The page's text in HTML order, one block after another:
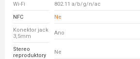
Wi-Fi 802.11 a/b/g/n/ac
NFC Ne
Konektor jack
3,5mm
Ano
Stereo
reproduktory
Ne